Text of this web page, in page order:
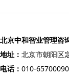
北京中和智业管理咨
地址： 北京市朝阳区
电话： 010-65700090